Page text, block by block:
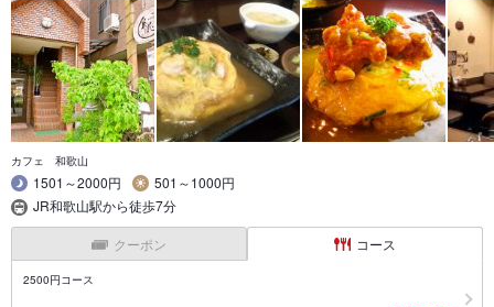
カフェ 和歌山
1501～2000円
501～1000円
JR和歌山駅から徒歩7分
クーポン コース
2500円コース